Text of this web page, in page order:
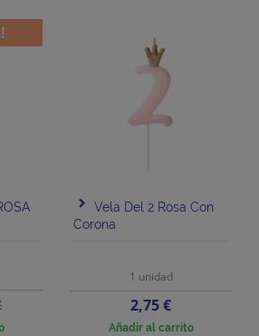
Vela Del 2 Rosa Con
Corona
1 unidad
Precio
2,75 €
Añadir al carrito